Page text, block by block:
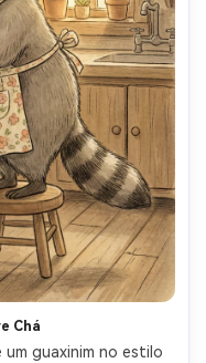
Chá
um guaxinim no estilo